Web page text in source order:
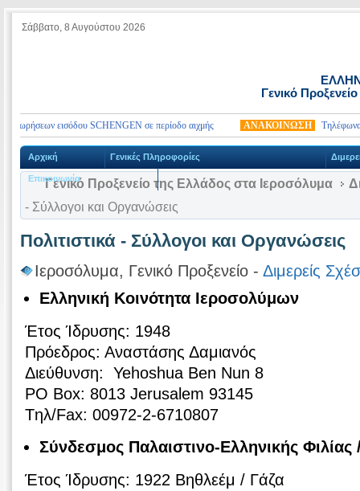
Σάββατο, 8 Αυγούστου 2026
Γενικό
εισόδου SCHENGEN σε περίοδο αιχμής ΑΝΑΚΟΙΝΩΣΗ Τηλέφωνα
Αρχική Γενικές Πληροφορίες
Επικοινωνία
Γενικό Προξενείο της Ελλάδος στα Ιεροσόλυμα
- Σύλλογοι και Οργανώσεις
Πολιτιστικά - Σύλλογοι και Οργανώσεις
Ιεροσόλυμα, Γενικό Προξενείο - Διμερείς
Ελληνική Κοινότητα Ιεροσολύμων
Έτος Ίδρυσης: 1948
Πρόεδρος: Αναστάσης Δαμιανός
Διεύθυνση: Yehoshua Ben Nun 8
PO Box: 8013 Jerusalem 93145
Tηλ/Fax: 00972-2-6710807
Σύνδεσμος Παλαιστινο-Ελληνικής
Έτος Ίδρυσης: 1922 Βηθλεέμ / Γάζα